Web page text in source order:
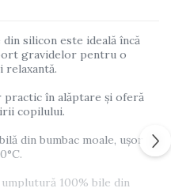
silicon este ideală încă
gravidelor pentru o
relaxantă.
practic în alăptare și oferă
copilului.
din bumbac moale, ușor
100% bile din